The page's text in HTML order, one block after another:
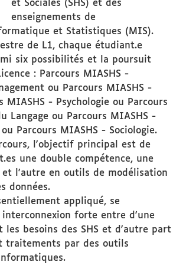
et Sociales (SHS) et des
enseignements de
et Statistiques (MIS).
de L1, chaque étudiant.e
six possibilités et la poursuit
: Parcours MIASHS -
ou Parcours MIASHS -
MIASHS - Psychologie ou Parcours
Langage ou Parcours MIASHS -
Parcours MIASHS - Sociologie.
l'objectif principal est de
une double compétence, une
et l'autre en outils de modélisation
données.
appliqué, se
forte entre d'une
les besoins des SHS et d'autre part
traitements par des outils